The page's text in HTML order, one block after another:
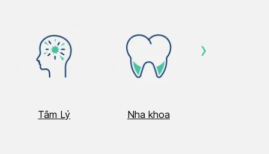
Tâm Lý Nha khoa
›